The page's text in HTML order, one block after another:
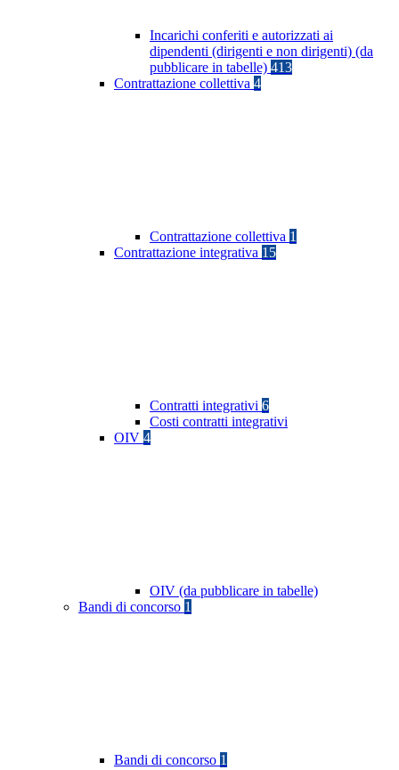
Incarichi conferiti e autorizzati ai
dipendenti (dirigenti e non dirigenti) (da
pubblicare in tabelle) 413
Contrattazione collettiva 4
Contrattazione collettiva 1
Contrattazione integrativa 15
Contratti integrativi 6
Costi contratti integrativi
OIV 4
OIV (da pubblicare in tabelle)
Bandi di concorso 1
Bandi di concorso 1